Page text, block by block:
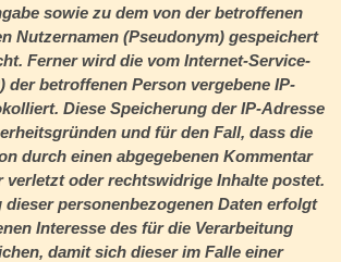
sowie zu dem von der betroffenen
Nutzernamen (Pseudonym) gespeichert
Ferner wird die vom Internet-Service-
der betroffenen Person vergebene IP-
Diese Speicherung der IP-Adresse
und für den Fall, dass die
durch einen abgegebenen Kommentar
verletzt oder rechtswidrige Inhalte postet.
dieser personenbezogenen Daten erfolgt
Interesse des für die Verarbeitung
damit sich dieser im Falle einer